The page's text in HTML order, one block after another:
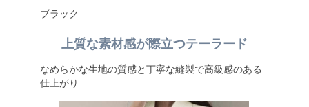
ブラック
上質な素材感が際立つテーラード
なめらかな生地の質感と丁寧な縫製で高級感のある
仕上がり